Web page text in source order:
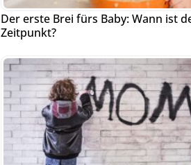
Der erste Brei fürs Baby: Wann ist
Zeitpunkt?